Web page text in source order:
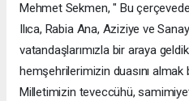
Mehmet Sekmen, " Bu
Ilıca, Rabia Ana, Aziziye ve
vatandaşlarımızla bir araya
hemşehrilerimizin duasını
Milletimizin teveccühü,